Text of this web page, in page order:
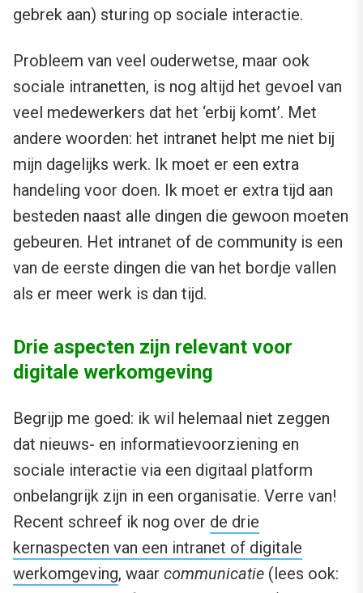
gebrek aan) sturing op sociale interactie.
Probleem van veel ouderwetse, maar ook
sociale intranetten, is nog altijd het gevoel van
veel medewerkers dat het ‘erbij komt’. Met
andere woorden: het intranet helpt me niet bij
mijn dagelijks werk. Ik moet er een extra
handeling voor doen. Ik moet er extra tijd aan
besteden naast alle dingen die gewoon moeten
gebeuren. Het intranet of de community is een
van de eerste dingen die van het bordje vallen
als er meer werk is dan tijd.
Drie aspecten zijn relevant voor
digitale werkomgeving
Begrijp me goed: ik wil helemaal niet zeggen
dat nieuws- en informatievoorziening en
sociale interactie via een digitaal platform
onbelangrijk zijn in een organisatie. Verre van!
Recent schreef ik nog over de drie
kernaspecten van een intranet of digitale
werkomgeving, waar communicatie (lees ook: